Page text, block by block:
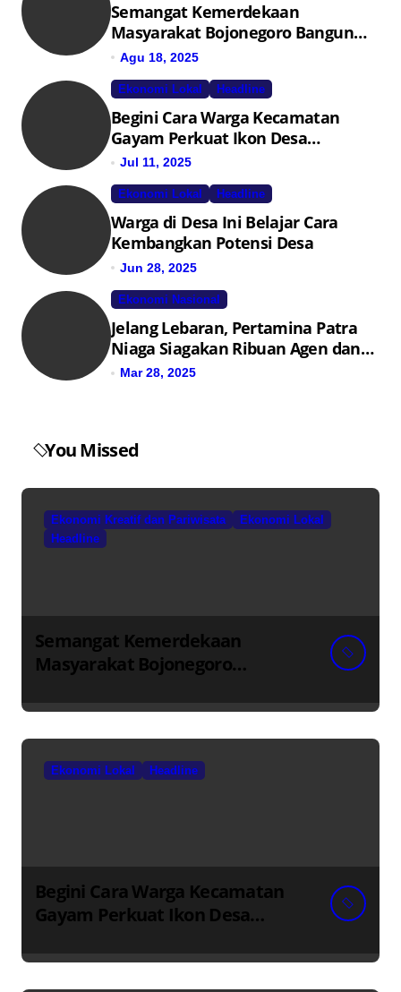
Semangat Kemerdekaan
Masyarakat Bojonegoro Bangun
Desa Mandiri Ekonomi
Agu 18, 2025
Ekonomi Lokal Headline
Begini Cara Warga Kecamatan
Gayam Perkuat Ikon Desa
Penggerak Ekonomi Lokal Melalui
TPID
Jul 11, 2025
Ekonomi Lokal Headline
Warga di Desa Ini Belajar Cara
Kembangkan Potensi Desa
Jun 28, 2025
Ekonomi Nasional
Jelang Lebaran, Pertamina Patra
Niaga Siagakan Ribuan Agen dan
Pangkalan LPG 3 Kg
Mar 28, 2025
You Missed
Ekonomi Kreatif dan Pariwisata
Ekonomi Lokal
Headline
Semangat Kemerdekaan
Masyarakat Bojonegoro
Ekonomi Lokal Headline
Begini Cara Warga Kecamatan
Gayam Perkuat Ikon Desa
Melalui TPID